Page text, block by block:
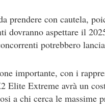
prendere con cautela,
dovranno aspettare il
potrebbero
importante, con i
Elite Extreme avrà un
a chi cerca le massime